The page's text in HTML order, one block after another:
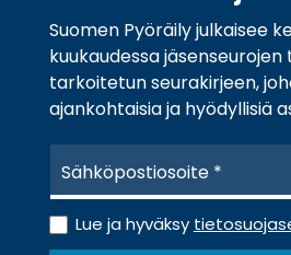
Suomen Pyöräily julkaisee
kuukaudessa jäsenseurojen
tarkoitetun seurakirjeen,
ajankohtaisia ja hyödyllisiä
h
k
ö
T
i
Lue ja hyväksy